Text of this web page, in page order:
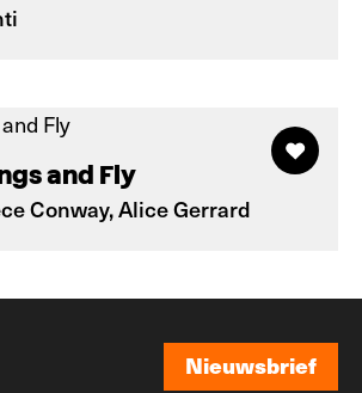
and Fly
Conway, Alice Gerrard
Nieuwsbrief